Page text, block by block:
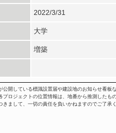
2022/3/31
大学
増築
開している標識設置届や建設地のお知らせ看
プロジェクトの位置情報は、地番から推測した
きまして、一切の責任を負いかねますのでご了承